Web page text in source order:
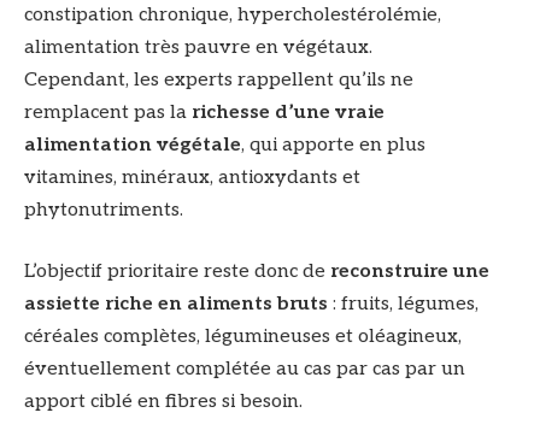
constipation chronique, hypercholestérolémie,
alimentation très pauvre en végétaux.
Cependant, les experts rappellent qu’ils ne
remplacent pas la richesse d’une vraie
alimentation végétale, qui apporte en plus
vitamines, minéraux, antioxydants et
phytonutriments.
L’objectif prioritaire reste donc de reconstruire une
assiette riche en aliments bruts : fruits, légumes,
céréales complètes, légumineuses et oléagineux,
éventuellement complétée au cas par cas par un
apport ciblé en fibres si besoin.